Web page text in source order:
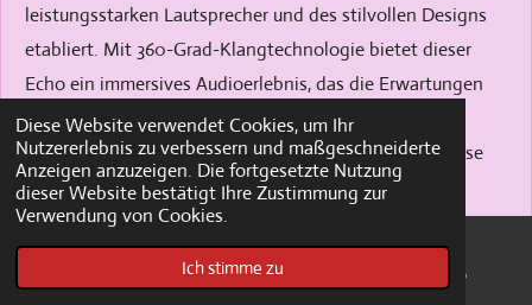
Diese Website verwendet Cookies, um Ihr
Nutzererlebnis zu verbessern und maßgeschneiderte
Anzeigen anzuzeigen. Die fortgesetzte Nutzung
dieser Website bestätigt Ihre Zustimmung zur
Verwendung von Cookies.
Ich stimme zu
leistungsstarken Lautsprecher und des stilvollen Designs
etabliert. Mit 360-Grad-Klangtechnologie bietet dieser
Echo ein immersives Audioerlebnis, das die Erwartungen
vieler Benutzer übertroffen hat. Die Klangqualität wird
durch Dolby-Technologie unterstützt, was für tiefe Bässe
und kristallklare Höhen sorgt.
Ein weiteres innovatives Feature der 4. Generation ist der
integrierte Smart-Home-Hub, der die Steuerung
Pinterest WhatsApp